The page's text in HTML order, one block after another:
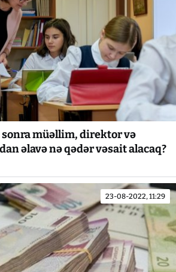
müəllim, direktor və
əlavə nə qədər vəsait alacaq?
23-08-2022, 11:29